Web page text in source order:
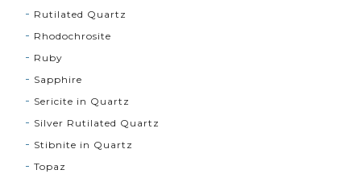
Rutilated Quartz
Rhodochrosite
Ruby
Sapphire
Sericite in Quartz
Silver Rutilated Quartz
Stibnite in Quartz
Topaz